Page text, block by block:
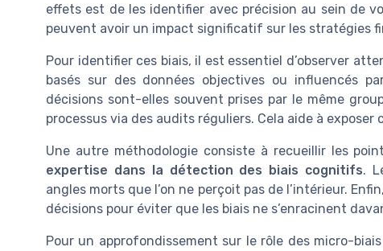
effets est de les identifier avec précision au sein de
peuvent avoir un impact significatif sur les stratégies
Pour identifier ces biais, il est essentiel d’observer
basés sur des données objectives ou influencés
décisions sont-elles souvent prises par le même
processus via des audits réguliers. Cela aide à
Une autre méthodologie consiste à recueillir les
expertise dans la détection des biais cognitifs.
angles morts que l’on ne perçoit pas de l’intérieur.
décisions pour éviter que les biais ne s’enracinent
Pour un approfondissement sur le rôle des micro-